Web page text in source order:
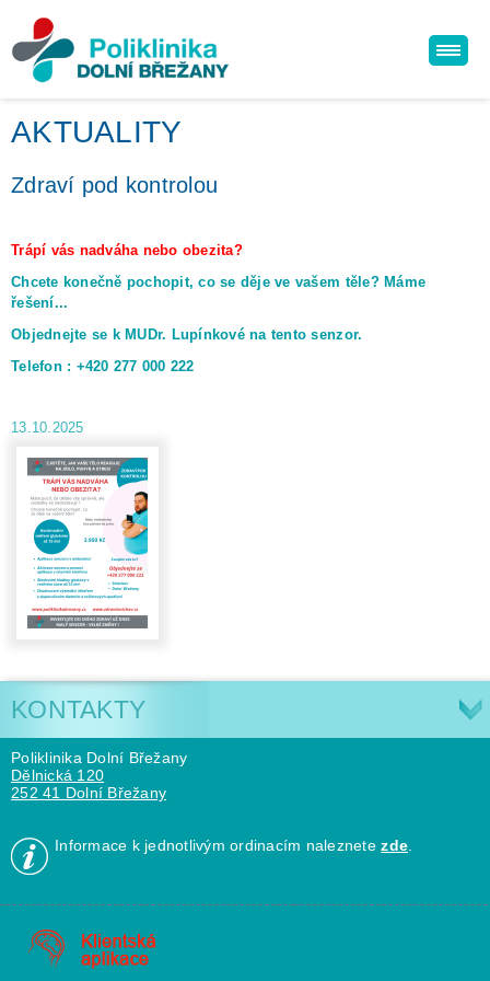
AKTUALITY
Zdraví pod kontrolou
Trápí vás nadváha nebo obezita?
Chcete konečně pochopit, co se děje ve vašem těle? Máme
řešení...
Objednejte se k MUDr. Lupínkové na tento senzor.
Telefon : +420 277 000 222
13.10.2025
KONTAKTY
Poliklinika Dolní Břežany
Dělnická 120
252 41 Dolní Břežany
Informace k jednotlivým ordinacím naleznetezde